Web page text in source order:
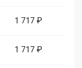
1 717 ₽
1 717 ₽